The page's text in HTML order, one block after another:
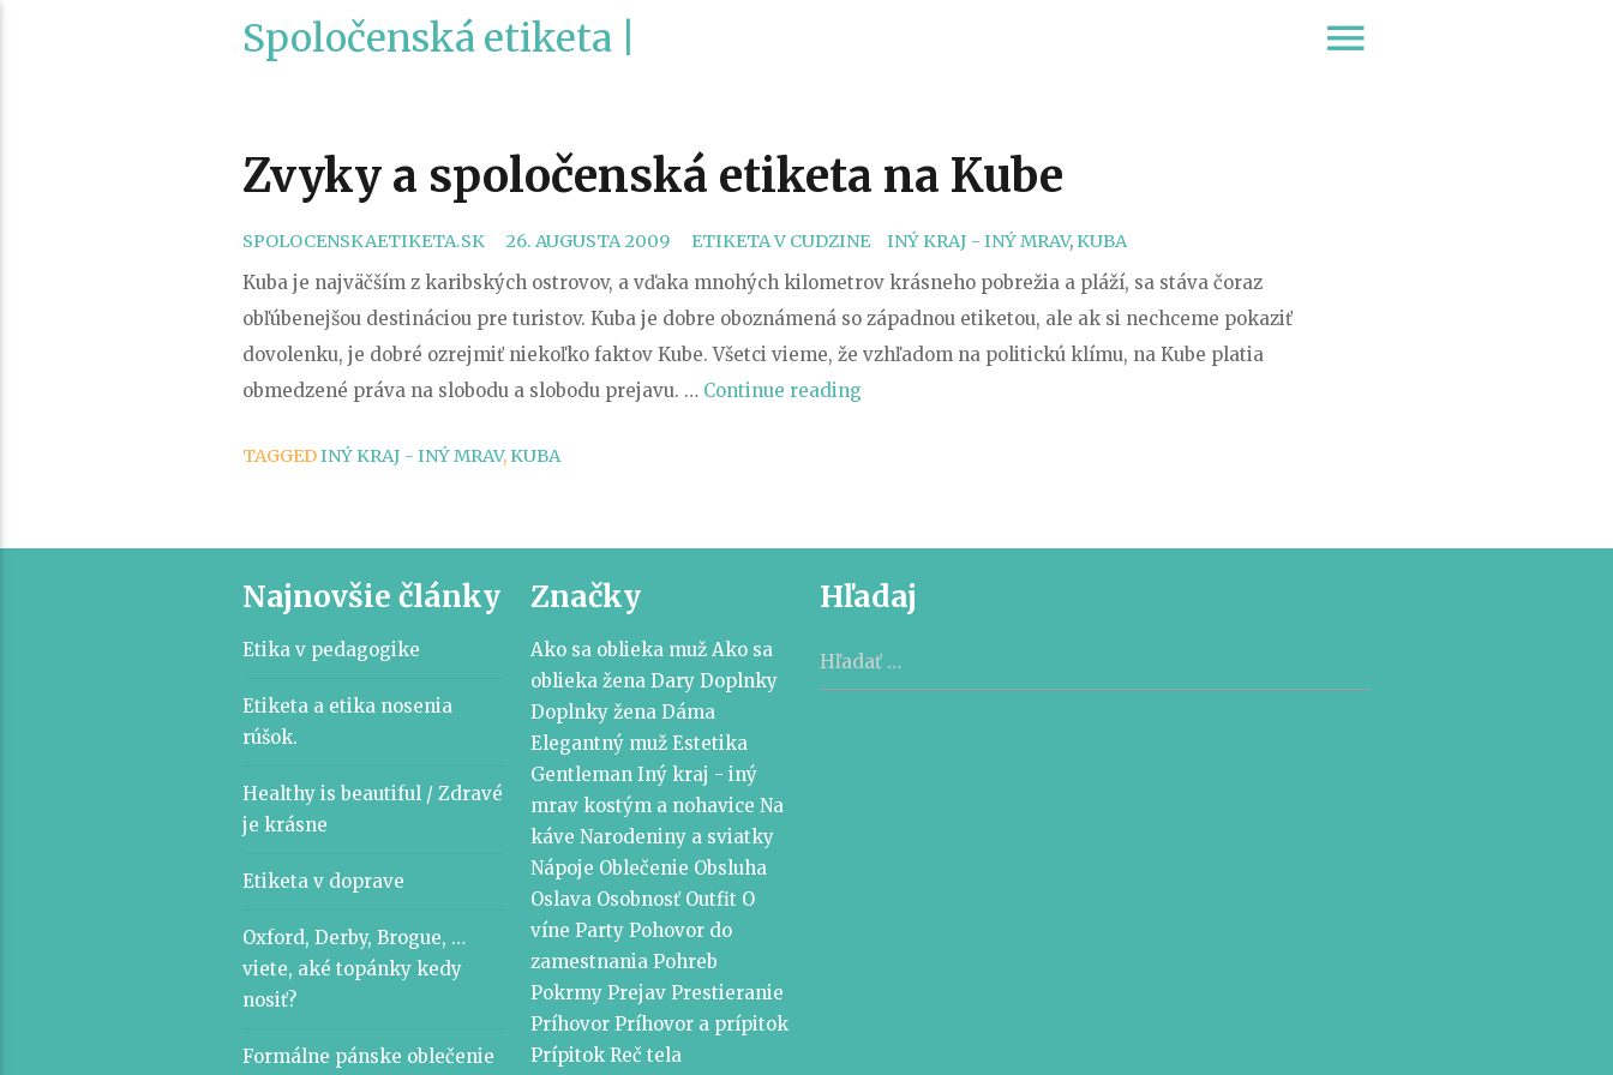
Spoločenská etiketa | menu
Zvyky a spoločenská etiketa na Kube
SPOLOCENSKAETIKETA.SK 26. AUGUSTA 2009 CATEGORIES
ETIKETA V CUDZINE TAGS
INÝ KRAJ - INÝ MRAV,KUBA
Kuba je najväčším z karibských ostrovov, a vďaka mnohých kilometrov krásneho pobrežia a pláží, sa stáva čoraz
obľúbenejšou destináciou pre turistov. Kuba je dobre oboznámená so západnou etiketou, ale ak si nechceme pokaziť
dovolenku, je dobré ozrejmiť niekoľko faktov Kube. Všetci vieme, že vzhľadom na politickú klímu, na Kube platia
obmedzené práva na slobodu a slobodu prejavu. … Continue reading„Zvyky
TAGGEDINÝ KRAJ - INÝ MRAV,KUBA
Najnovšie články
Etika v pedagogike
Etiketa a etika nosenia
rúšok.
Healthy is beautiful / Zdravé
je krásne
Etiketa v doprave
Oxford, Derby, Brogue, …
viete, aké topánky kedy
nosiť?
Formálne pánske oblečenie
Značky
Ako sa oblieka muž Ako sa
oblieka žena Dary Doplnky
Doplnky žena Dáma
Elegantný muž Estetika
Gentleman Iný kraj - iný
mrav kostým a nohavice Na
káve Narodeniny a sviatky
Nápoje Oblečenie Obsluha
Oslava Osobnosť Outfit O
víne Party Pohovor do
zamestnania Pohreb
Pokrmy Prejav Prestieranie
Príhovor Príhovor a prípitok
Prípitok Reč tela
Hľadaj